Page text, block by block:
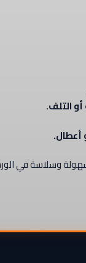
أعطال.
سهولة وسلاسة في